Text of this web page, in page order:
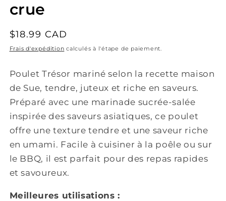
fenêtre
modale
crue
Prix
habituel
$18.99 CAD
Frais d'expédition calculés à l'étape de paiement.
Poulet Trésor mariné selon la recette maison
de Sue, tendre, juteux et riche en saveurs.
Préparé avec une marinade sucrée-salée
inspirée des saveurs asiatiques, ce poulet
offre une texture tendre et une saveur riche
en umami. Facile à cuisiner à la poêle ou sur
le BBQ, il est parfait pour des repas rapides
et savoureux.
Meilleures utilisations :